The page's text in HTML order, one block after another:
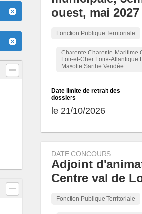
ouest, mai 2027
Fonction Publique Territoriale
Charente Charente-Maritime
Loir-et-Cher Loire-Atlantique
Mayotte Sarthe Vendée
Date limite de retrait des
dossiers
le 21/10/2026
DATE CONCOURS
Adjoint
Centre val de
Fonction Publique Territoriale